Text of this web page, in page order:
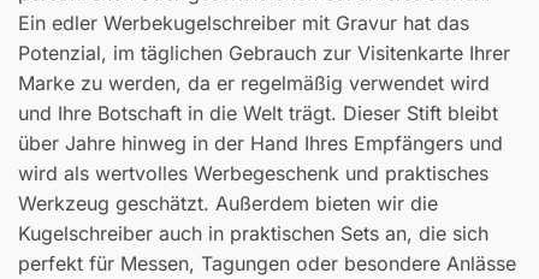
Ein edler Werbekugelschreiber mit Gravur hat das
Potenzial, im täglichen Gebrauch zur Visitenkarte Ihrer
Marke zu werden, da er regelmäßig verwendet wird
und Ihre Botschaft in die Welt trägt. Dieser Stift bleibt
über Jahre hinweg in der Hand Ihres Empfängers und
wird als wertvolles Werbegeschenk und praktisches
Werkzeug geschätzt. Außerdem bieten wir die
Kugelschreiber auch in praktischen Sets an, die sich
perfekt für Messen, Tagungen oder besondere Anlässe